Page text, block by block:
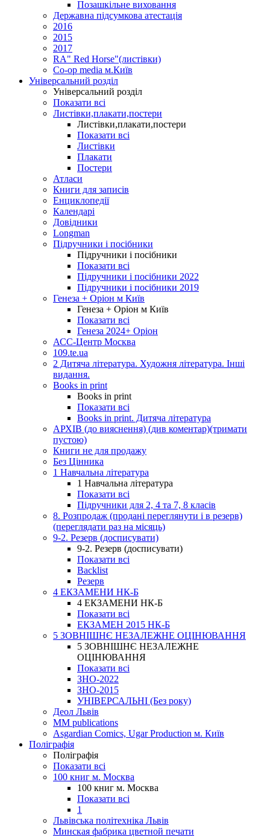
Позашкільне виховання
Державна підсумкова атестація
2016
2015
2017
RA" Red Horse"(листівки)
Co-op media м.Київ
Універсальний розділ
Універсальний розділ
Показати всі
Листівки,плакати,постери
Листівки,плакати,постери
Показати всі
Листівки
Плакати
Постери
Атласи
Книги для записів
Енциклопедії
Календарі
Довідники
Longman
Підручники і посібники
Підручники і посібники
Показати всі
Підручники і посібники 2022
Підручники і посібники 2019
Генеза + Оріон м Київ
Генеза + Оріон м Київ
Показати всі
Генеза 2024+ Оріон
АСС-Центр Москва
109.te.ua
2 Дитяча література. Художня література. Інші
видання.
Books in print
Books in print
Показати всі
Books in print. Дитяча література
АРХІВ (до вияснення) (див коментар)(тримати
пустою)
Книги не для продажу
Без Цінника
1 Навчальна література
1 Навчальна література
Показати всі
Підручники для 2, 4 та 7, 8 класів
8. Розпродаж (продані переглянути і в резерв)
(переглядати раз на місяць)
9-2. Резерв (досписувати)
9-2. Резерв (досписувати)
Показати всі
Backlist
Резерв
4 ЕКЗАМЕНИ НК-Б
4 ЕКЗАМЕНИ НК-Б
Показати всі
ЕКЗАМЕН 2015 НК-Б
5 ЗОВНІШНЄ НЕЗАЛЕЖНЕ ОЦІНЮВАННЯ
5 ЗОВНІШНЄ НЕЗАЛЕЖНЕ
ОЦІНЮВАННЯ
Показати всі
ЗНО-2022
ЗНО-2015
УНІВЕРСАЛЬНІ (Без року)
Деол Львів
MM publications
Asgardian Comics, Ugar Production м. Київ
Поліграфія
Поліграфія
Показати всі
100 книг м. Москва
100 книг м. Москва
Показати всі
1
Львівська політехніка Львів
Минская фабрика цветной печати